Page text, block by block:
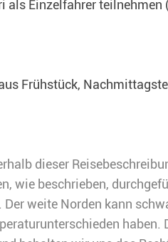
als Einzelfahrer teilnehmen
Frühstück,
dieser
wie beschrieben,
weite Norden kann
haben.